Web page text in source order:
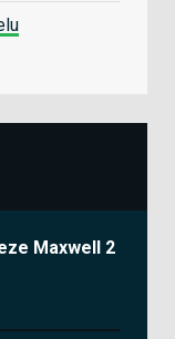
Maxwell 2